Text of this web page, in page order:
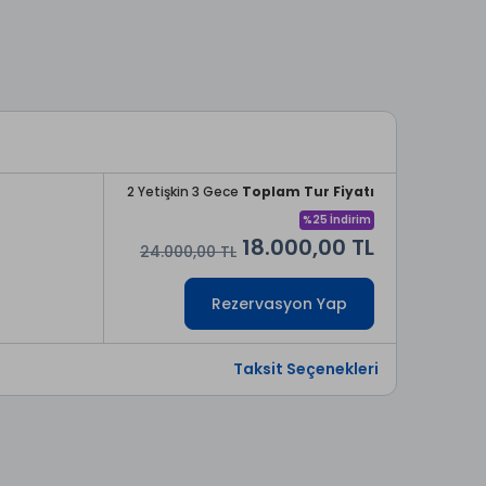
2 Yetişkin 3 Gece Toplam Tur Fiyatı
%25 İndirim
24.000,00 TL 18.000,00 TL
Rezervasyon Yap
Taksit Seçenekleri